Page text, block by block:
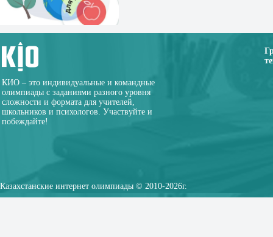
КИО – это индивидуальные и командные
олимпиады с заданиями разного уровня
сложности и формата для учителей,
школьников и психологов. Участвуйте и
побеждайте!
Казахстанские интернет олимпиады © 2010-2026г.